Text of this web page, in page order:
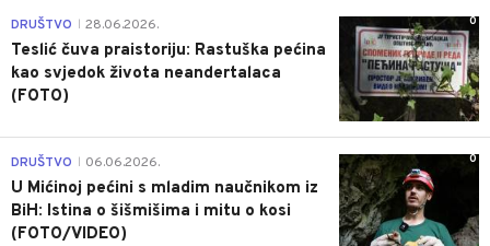
0
DRUŠTVO 28.06.2026.
Teslić čuva praistoriju: Rastuška pećina
kao svjedok života neandertalaca
(FOTO)
0
DRUŠTVO 06.06.2026.
U Mićinoj pećini s mladim naučnikom iz
BiH: Istina o šišmišima i mitu o kosi
(FOTO/VIDEO)